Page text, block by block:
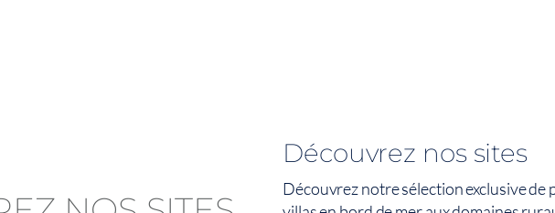
Découvrez nos sites
Découvrez notre sélection exclusive de